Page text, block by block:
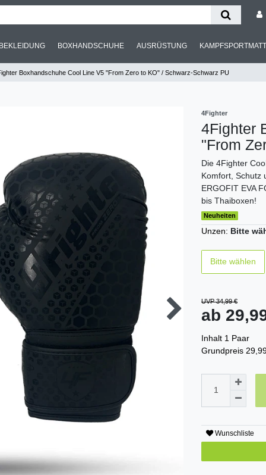
BOXHANDSCHUHE AUSRÜSTUNG
Boxhandschuhe Cool Line V5 "From Zero to KO" / Schwarz-Schwarz PU
4Fighter
4Fighter
"From
Die 4Fighter
Komfort, Schutz
ERGOFIT EVA
bis Thaiboxen!
Neuheiten
Unzen: Bitte
Bitte wählen
UVP 34,99 €
ab
Inhalt 1 Paar
Grundpreis
Wunschliste